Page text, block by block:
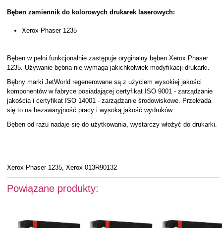
Bęben zamiennik do kolorowych drukarek laserowych:
Xerox Phaser 1235
Bęben w pełni funkcjonalnie zastępuje oryginalny bęben Xerox Phaser
1235. Używanie bębna nie wymaga jakichkolwiek modyfikacji drukarki.
Bębny marki JetWorld regenerowane są z użyciem wysokiej jakości
komponentów w fabryce posiadającej certyfikat ISO 9001 - zarządzanie
jakością i certyfikat ISO 14001 - zarządzanie środowiskowe. Przekłada
się to na bezawaryjność pracy i wysoką jakość wydruków.
Bęben od razu nadaje się do użytkowania, wystarczy włożyć do drukarki.
Xerox Phaser 1235, Xerox 013R90132
Powiązane produkty: